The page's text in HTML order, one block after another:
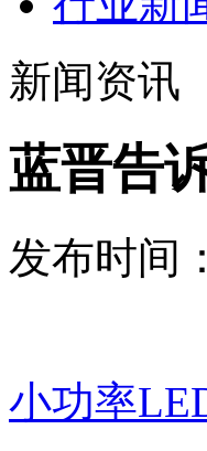
新闻资讯
蓝晋告
发布时间
小功率